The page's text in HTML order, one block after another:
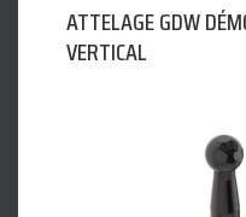
ATTELAGE GDW
VERTICAL